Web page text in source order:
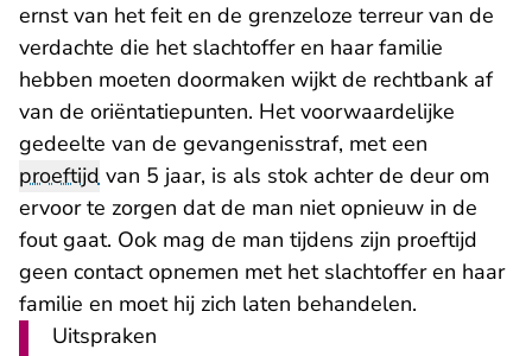
ernst van het feit en de grenzeloze terreur van de
verdachte die het slachtoffer en haar familie
hebben moeten doormaken wijkt de rechtbank af
van de oriëntatiepunten. Het voorwaardelijke
gedeelte van de gevangenisstraf, met een
proeftijd van 5 jaar, is als stok achter de deur om
ervoor te zorgen dat de man niet opnieuw in de
fout gaat. Ook mag de man tijdens zijn proeftijd
geen contact opnemen met het slachtoffer en haar
familie en moet hij zich laten behandelen.
Uitspraken